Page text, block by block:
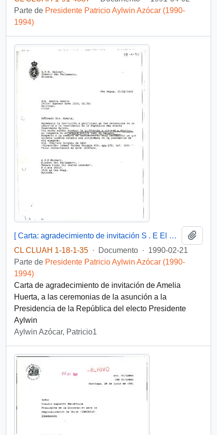
Parte de Presidente Patricio Aylwin Azócar (1990-
1994)
[ Carta: agradecimiento de invitación S . E El Presidente de la República, de Amelia Huerta ]
CL CLUAH 1-18-1-35 · Documento · 1990-02-21
Parte de Presidente Patricio Aylwin Azócar (1990-
1994)
Carta de agradecimiento de invitación de Amelia
Huerta, a las ceremonias de la asunción a la
Presidencia de la República del electo Presidente
Aylwin
Aylwin Azócar, Patricio1